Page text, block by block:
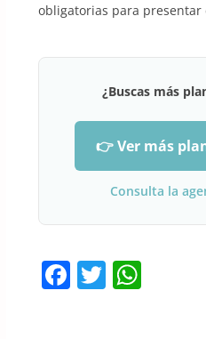
obligatorias para presentar
¿Buscas más
👉 Ver más
Consulta la
F T W